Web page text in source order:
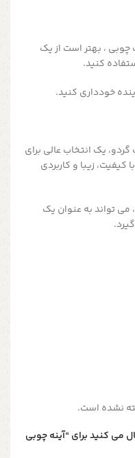
، بهتر است از یک
کنید.
خودداری کنید.
یک انتخاب عالی برای
زیبا و کاربردی
می تواند به عنوان یک
نشده است.
می کنید برای “آینه چوبی